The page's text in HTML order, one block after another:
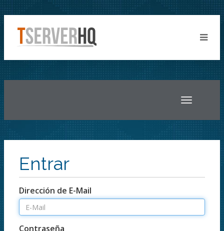
Toggle
Entrar
Dirección de E-Mail
Contraseña